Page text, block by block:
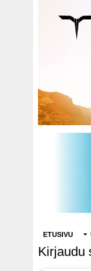
navigation
ETUSIVU
Kirjaudu